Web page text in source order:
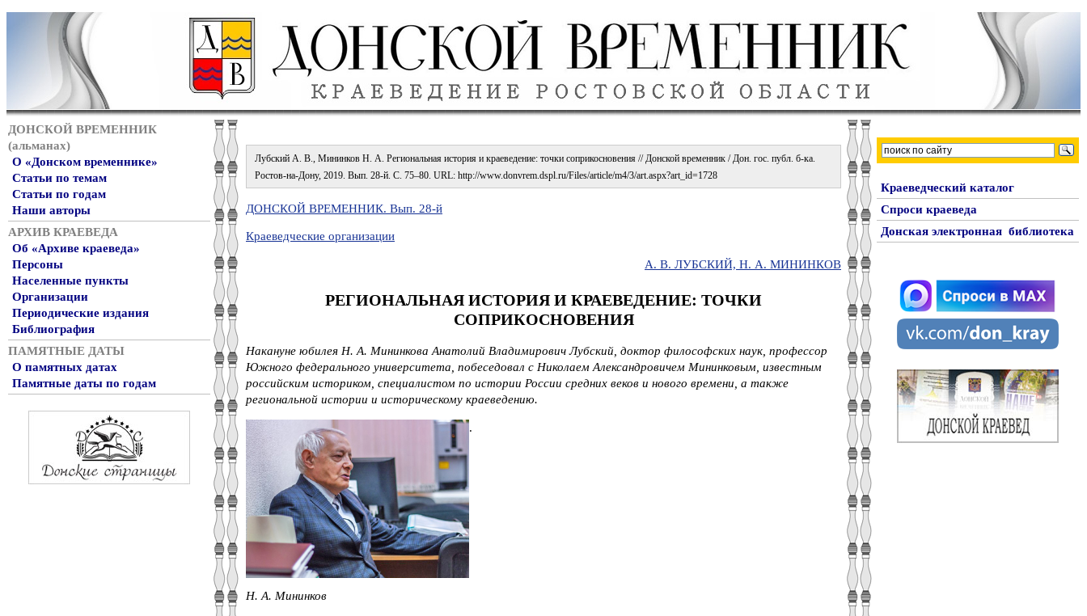
ДОНСКОЙ ВРЕМЕННИК
(альманах)
О «Донском временнике»
Статьи по темам
Статьи по годам
Наши авторы
АРХИВ КРАЕВЕДА
Об «Архиве краеведа»
Персоны
Населенные пункты
Организации
Периодические издания
Библиография
ПАМЯТНЫЕ ДАТЫ
О памятных датах
Памятные даты по годам
Лубский А. В., Мининков Н. А. Региональная история и краеведение: точки соприкосновения // Донской временник / Дон. гос. публ. б-ка.
Ростов-на-Дону, 2019. Вып. 28-й. С. 75–80. URL: http://www.donvrem.dspl.ru/Files/article/m4/3/art.aspx?art_id=1728
ДОНСКОЙ ВРЕМЕННИК. Вып. 28-й
Краеведческие организации
А. В. ЛУБСКИЙ, Н. А. МИНИНКОВ
РЕГИОНАЛЬНАЯ ИСТОРИЯ И КРАЕВЕДЕНИЕ: ТОЧКИ
СОПРИКОСНОВЕНИЯ
Накануне юбилея Н. А. Мининкова Анатолий Владимирович Лубский, доктор философских наук, профессор
Южного федерального университета, побеседовал с Николаем Александровичем Мининковым, известным
российским историком, специалистом по истории России средних веков и нового времени, а также
региональной истории и историческому краеведению.
.
Н. А. Мининков
Краеведческий каталог
Спроси краеведа
Донская электронная библиотека